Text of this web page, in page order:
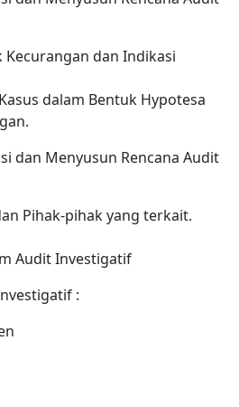
dan Indikasi
dalam Bentuk Hypotesa
dan Menyusun Rencana Audit
Pihak-pihak yang terkait.
Audit Investigatif
: